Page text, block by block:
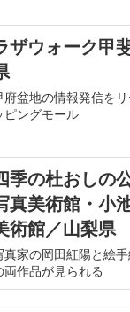
ザウォーク甲
府盆地の情報発信を
ピングモール
季の杜おしの
真美術館・小
術館／山梨県
真家の岡田紅陽と絵
両作品が見られる